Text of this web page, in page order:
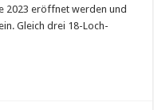
2023 eröffnet werden und
Gleich drei 18-Loch-